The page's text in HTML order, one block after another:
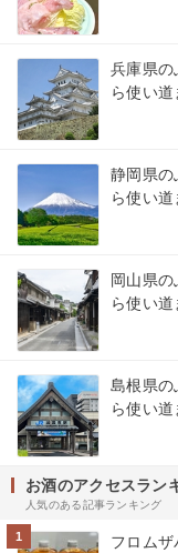
兵庫県の
ら使い道
静岡県の
ら使い道
岡山県
ら使い道
島根県の
ら使い道
お酒のアクセスラン
人気のある記事ランキング
1
フロム